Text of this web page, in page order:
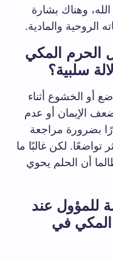
وهناك بشارة
والمادية.
الحرم المكي
سلبية؟
أو الخشوع أثناء
الإيمان أو عدم
بضرورة مراجعة
تواضعًا. لكن غالبًا ما
أن الحلم يحوي
للمؤول عند
المكي في